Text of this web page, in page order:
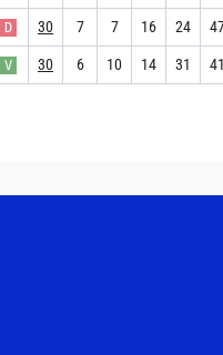
D 30 7 7 16 24
V 30 6 10 14 31